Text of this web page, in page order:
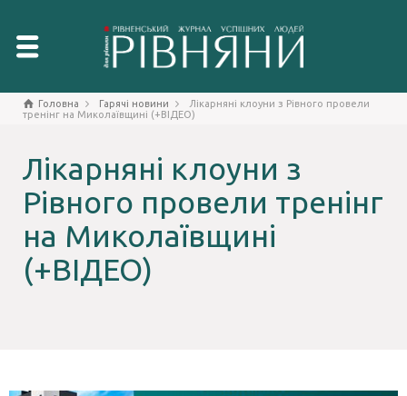
Головна Гарячі новини
Лікарняні клоуни з Рівного провели
тренінг на Миколаївщині (+ВІДЕО)
Лікарняні клоуни з
Рівного провели тренінг
на Миколаївщині
(+ВІДЕО)